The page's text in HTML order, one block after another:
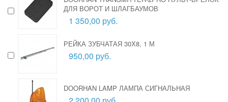
ДЛЯ ВОРОТ И ШЛАГБАУМОВ
1 350,00 руб.
РЕЙКА ЗУБЧАТАЯ 30Х8, 1 М
950,00 руб.
DOORHAN LAMP ЛАМПА СИГНАЛЬНАЯ